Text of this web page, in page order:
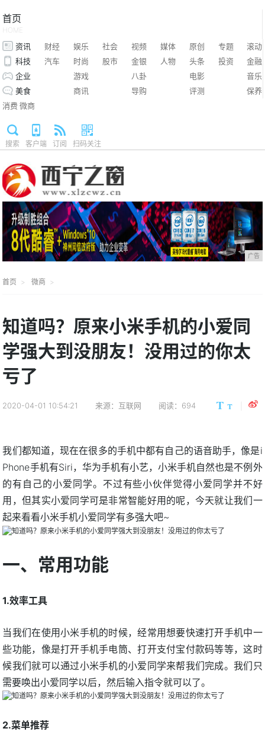
首页
HOME
资讯 财经 娱乐 社会 视频 媒体 原创 专题
滚动
科技
汽车 时尚 股市 金银 人物 头条 投资
金融
企业
游戏 八卦 电影
音乐
美食
商讯 导购 评测
保养
消费 微商
搜索 客户端 订阅 扫码关注
广告
首页 微商
知道吗？原来小米手机的小爱同
学强大到没朋友！没用过的你太
亏了
2020-04-01 10:54:21 来源：互联网 阅读：694
我们都知道，现在在很多的手机中都有自己的语音助手，像是i
Phone手机有Siri，华为手机有小艺，小米手机自然也是不例外
的有自己的小爱同学。不过有些小伙伴觉得小爱同学并不好
用，但其实小爱同学可是非常智能好用的呢，今天就让我们一
起来看看小米手机小爱同学有多强大吧~
一、常用功能
1.效率工具
当我们在使用小米手机的时候，经常用想要快速打开手机中一
些功能，像是打开手机手电筒、打开支付宝付款码等等，这时
候我们就可以通过小米手机的小爱同学来帮我们完成。我们只
需要唤出小爱同学以后，然后输入指令就可以了。
2.菜单推荐